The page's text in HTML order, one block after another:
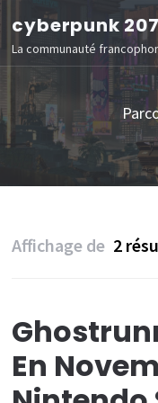
au
contenu
(Pressez
Entrée)
cyberpunk
La communauté
Affichage de 2
En